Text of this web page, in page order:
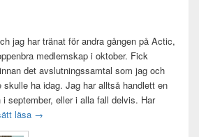
jag har tränat för andra gången på Actic,
medlemskap i oktober. Fick
det avslutningssamtal som jag och
skulle ha idag. Jag har alltså handlett en
september, eller i alla fall delvis. Har
läsa Att vara handledare åt en student
→